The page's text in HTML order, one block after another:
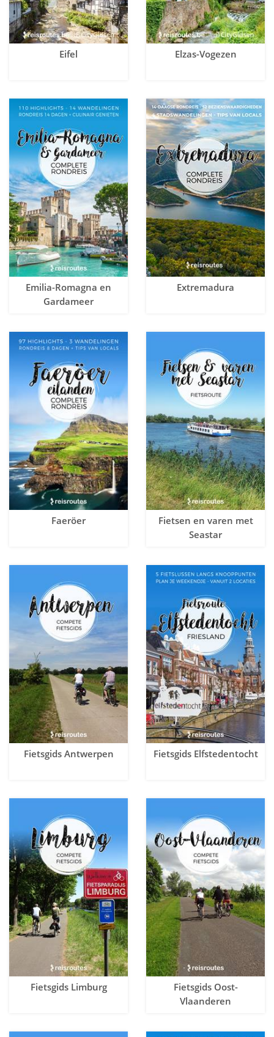
Eifel Elzas-Vogezen
Emilia-Romagna en
Gardameer
Extremadura
Faeröer
Fietsen en varen met
Seastar
Fietsgids Antwerpen Fietsgids Elfstedentocht
Fietsgids Limburg
Fietsgids Oost-
Vlaanderen